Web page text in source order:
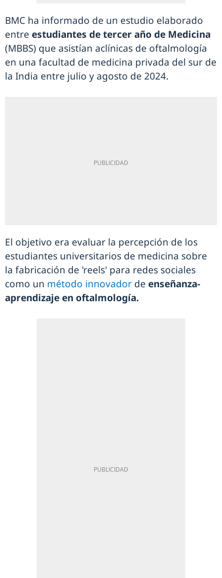
BMC ha informado de un estudio elaborado
entre estudiantes de tercer año de Medicina
(MBBS) que asistían aclínicas de oftalmología
en una facultad de medicina privada del sur de
la India entre julio y agosto de 2024.
El objetivo era evaluar la percepción de los
estudiantes universitarios de medicina sobre
la fabricación de 'reels' para redes sociales
como un método innovador de enseñanza-
aprendizaje en oftalmología.